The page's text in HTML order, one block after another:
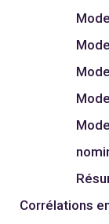
Corrélations